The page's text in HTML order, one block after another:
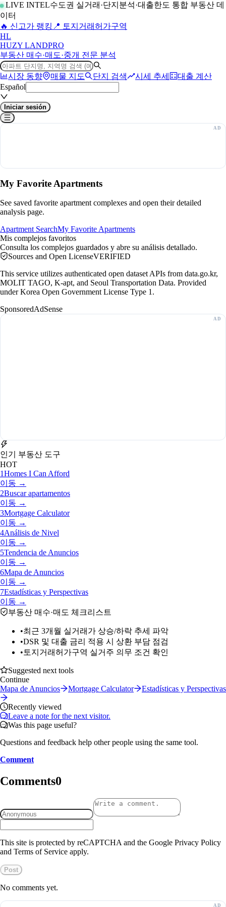
LIVE INTEL수도권 실거래·단지분석·대출한도 통합 부동산 데
이터
🔥 신고가 랭킹 📍 토지거래허가구역
HL
HUZY LANDPRO
부동산 매수·매도·중개 전문 분석
시장 동향 매물 지도 단지 검색 시세 추세
대출 계산
Español
Iniciar sesión
My Favorite Apartments
See saved favorite apartment complexes and open their detailed
analysis page.
Apartment SearchMy Favorite Apartments
Mis complejos favoritos
Consulta los complejos guardados y abre su análisis detallado.
Sources and Open LicenseVERIFIED
This service utilizes authenticated open dataset APIs from data.go.kr,
MOLIT TAGO, K-apt, and Seoul Transportation Data. Provided
under Korea Open Government License Type 1.
SponsoredAdSense
인기 부동산 도구
HOT
1Homes I Can Afford
이동 →
2Buscar apartamentos
이동 →
3Mortgage Calculator
이동 →
4Análisis de Nivel
이동 →
5Tendencia de Anuncios
이동 →
6Mapa de Anuncios
이동 →
7Estadísticas y Perspectivas
이동 →
부동산 매수·매도 체크리스트
•최근 3개월 실거래가 상승/하락 추세 파악
•DSR 및 대출 금리 적용 시 상환 부담 점검
•토지거래허가구역 실거주 의무 조건 확인
Suggested next tools
Continue
Mapa de Anuncios
Mortgage Calculator Estadísticas y Perspectivas
Recently viewed
Leave a note for the next visitor.
Was this page useful?
Questions and feedback help other people using the same tool.
Comment
Comments0
This site is protected by reCAPTCHA and the Google Privacy Policy
and Terms of Service apply.
Post
No comments yet.